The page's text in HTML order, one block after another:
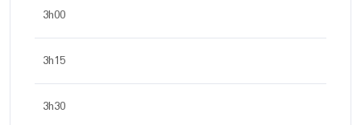
3h00
3h15
3h30